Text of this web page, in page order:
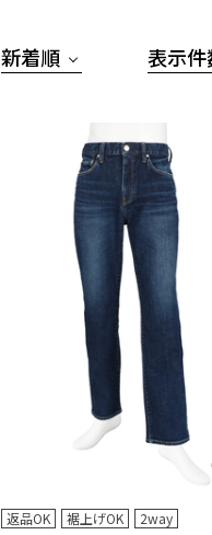
新着順 表示
返品OK 裾上げOK 2way